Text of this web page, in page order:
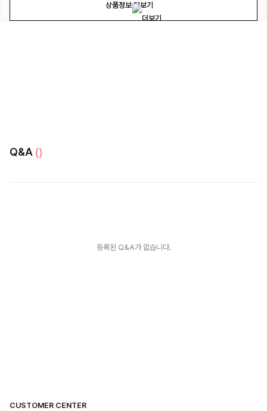
상품정보 더보기
Q&A ()
등록된 Q&A가 없습니다.
CUSTOMER CENTER